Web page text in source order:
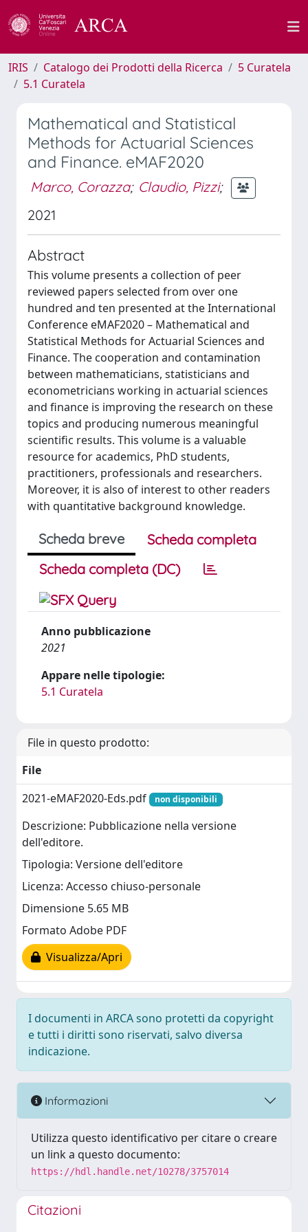
IRIS Catalogo dei Prodotti della Ricerca
5 Curatela
5.1 Curatela
Mathematical and Statistical
Methods for Actuarial Sciences
and Finance. eMAF2020
Marco, Corazza; Claudio, Pizzi;
2021
Abstract
This volume presents a collection of peer
reviewed papers selected from over one
hundred and ten presented at the International
Conference eMAF2020 – Mathematical and
Statistical Methods for Actuarial Sciences and
Finance. The cooperation and contamination
between mathematicians, statisticians and
econometricians working in actuarial sciences
and finance is improving the research on these
topics and producing numerous meaningful
scientific results. This volume is a valuable
resource for academics, PhD students,
practitioners, professionals and researchers.
Moreover, it is also of interest to other readers
with quantitative background knowledge.​
Scheda breve
Scheda completa
Scheda completa (DC)
Anno pubblicazione
2021
Appare nelle tipologie:
5.1 Curatela
File in questo prodotto:
File
2021-eMAF2020-Eds.pdf
non disponibili
Descrizione: Pubblicazione nella versione
dell'editore.
Tipologia: Versione dell'editore
Licenza: Accesso chiuso-personale
Dimensione 5.65 MB
Formato Adobe PDF
Visualizza/Apri
I documenti in ARCA sono protetti da copyright
e tutti i diritti sono riservati, salvo diversa
indicazione.
Informazioni
Utilizza questo identificativo per citare o creare
un link a questo documento:
https://hdl.handle.net/10278/3757014
Citazioni